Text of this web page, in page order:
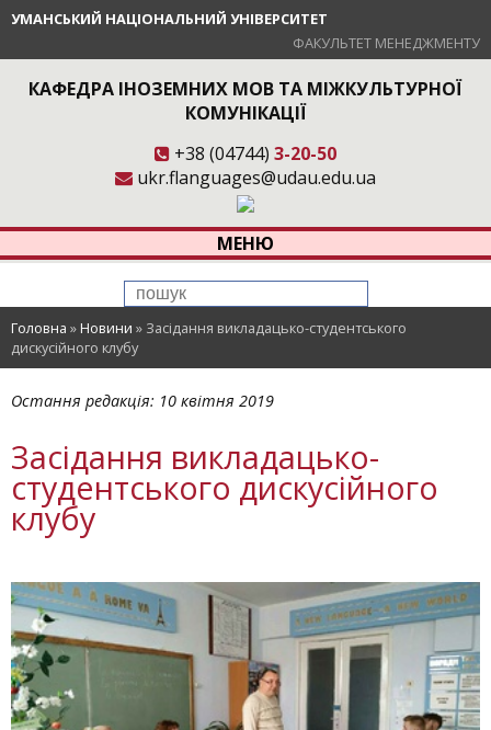
УМАНСЬКИЙ НАЦІОНАЛЬНИЙ УНІВЕРСИТЕТ
ФАКУЛЬТЕТ МЕНЕДЖМЕНТУ
КАФЕДРА ІНОЗЕМНИХ МОВ ТА МІЖКУЛЬТУРНОЇ
КОМУНІКАЦІЇ
+38 (04744) 3-20-50
ukr.flanguages@udau.edu.ua
МЕНЮ
Головна »Новини » Засідання викладацько-студентського
дискусійного клубу
Остання редакція: 10 квітня 2019
Засідання викладацько-
студентського дискусійного
клубу